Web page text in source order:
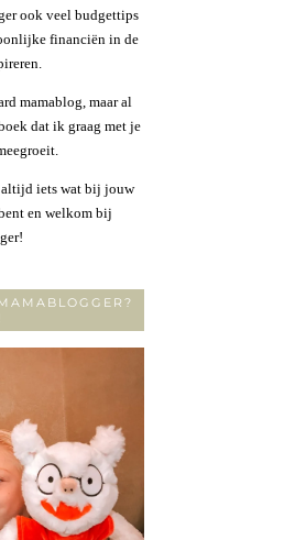
ook veel budgettips
financiën in de
mamablog, maar al
dat ik graag met je
iets wat bij jouw
en welkom bij